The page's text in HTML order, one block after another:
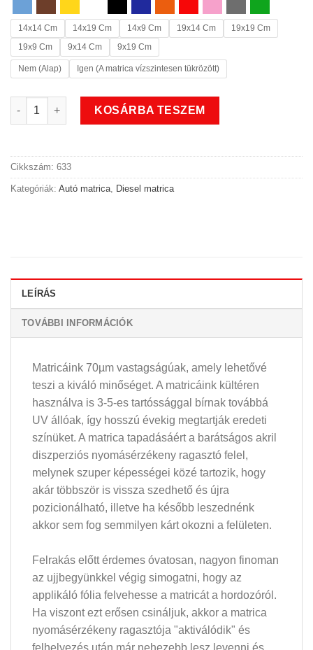
14x14 Cm 14x19 Cm 14x9 Cm 19x14 Cm
19x19 Cm
19x9 Cm
9x14 Cm 9x19 Cm
Nem (Alap) Igen (A matrica vízszintesen tükrözött)
Dirty diesel matrica mennyiség
KOSÁRBA TESZEM
Cikkszám: 633
Kategóriák: Autó matrica Diesel matrica
LEÍRÁS
TOVÁBBI INFORMÁCIÓK
Matricáink 70µm vastagságúak, amely lehetővé
teszi a kiváló minőséget. A matricáink kültéren
használva is 3-5-es tartóssággal bírnak továbbá
UV állóak, így hosszú évekig megtartják eredeti
színüket. A matrica tapadásáért a barátságos akril
diszperziós nyomásérzékeny ragasztó felel,
melynek szuper képességei közé tartozik, hogy
akár többször is vissza szedhető és újra
pozicionálható, illetve ha később leszednénk
akkor sem fog semmilyen kárt okozni a felületen.
Felrakás előtt érdemes óvatosan, nagyon finoman
az ujjbegyünkkel végig simogatni, hogy az
applikáló fólia felvehesse a matricát a hordozóról.
Ha viszont ezt erősen csináljuk, akkor a matrica
nyomásérzékeny ragasztója "aktiválódik" és